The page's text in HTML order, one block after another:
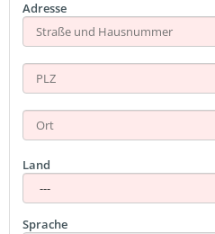
Adresse
Land
Sprache